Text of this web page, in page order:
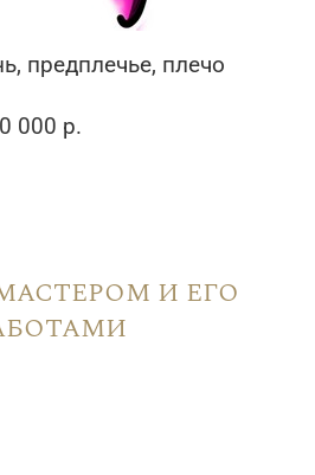
предплечье, плечо
000 р.
и его